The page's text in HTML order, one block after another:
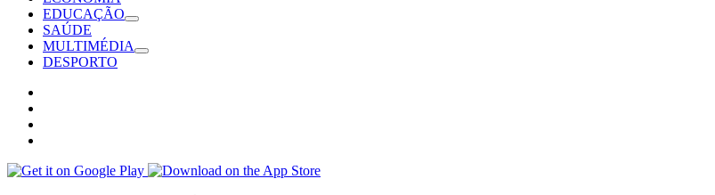
EDUCAÇÃO
SAÚDE
MULTIMÉDIA
DESPORTO